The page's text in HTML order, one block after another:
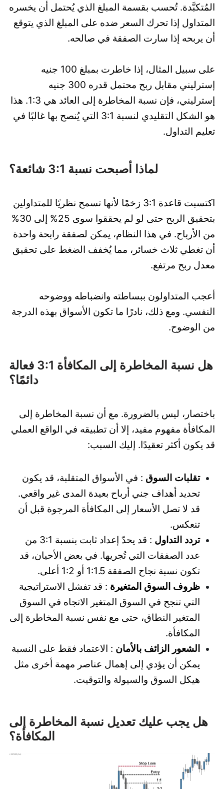
المُتكبَّدة. تُحسب بقسمة المبلغ الذي يُحتمل أن يخسره
المتداول إذا تحرك السعر ضده على المبلغ الذي يتوقع
أن يربحه إذا سارت الصفقة في صالحه.
على سبيل المثال، إذا خاطرت بمبلغ 100 جنيه
إسترليني مقابل ربح محتمل قدره 300 جنيه
إسترليني، فإن نسبة المخاطرة إلى العائد هي 1:3. هذا
هو الشكل التقليدي لنسبة 3:1 التي يُنصح بها غالبًا في
تعليم التداول.
لماذا أصبحت نسبة 3:1 شائعة؟
اكتسبت قاعدة 3:1 زخمًا لأنها تسمح نظريًا للمتداولين
بتحقيق الربح حتى لو لم يحققوا سوى 25% إلى 30%
من الأرباح. في هذا النظام، يمكن لصفقة رابحة واحدة
أن تغطي ثلاث خسائر، مما يُخفف الضغط على تحقيق
معدل ربح مرتفع.
أعجب المتداولون ببساطته وانضباطه ووضوحه
النفسي. ومع ذلك، نادرًا ما تكون الأسواق بهذه الدرجة
من الوضوح.
هل نسبة المخاطرة إلى المكافأة 3:1 فعالة
دائمًا؟
باختصار، ليس بالضرورة. مع أن نسبة المخاطرة إلى
المكافأة مفهوم مفيد، إلا أن تطبيقه في الواقع العملي
قد يكون أكثر تعقيدًا. إليك السبب:
تقلبات السوق : في الأسواق المتقلبة، قد يكون
تحديد أهداف جني أرباح بعيدة المدى غير واقعي.
قد لا تصل الأسعار إلى المكافأة المرجوة قبل أن
تنعكس.
تردد التداول
: قد يحدّ إعداد ثابت بنسبة 3:1 من
عدد الصفقات التي تُجريها. في بعض الأحيان، قد
تكون نسبة نجاح الصفقة 1:1.5 أو 1:2 أعلى.
ظروف السوق المتغيرة : قد تفشل الاستراتيجية
التي تنجح في السوق المتغير الاتجاه في السوق
المتغير النطاق، حتى مع نفس نسبة المخاطرة إلى
المكافأة.
الشعور الزائف بالأمان : الاعتماد فقط على النسبة
يمكن أن يؤدي إلى إهمال عناصر مهمة أخرى مثل
هيكل السوق والسيولة والتوقيت.
هل يجب عليك تعديل نسبة المخاطرة إلى
المكافأة؟